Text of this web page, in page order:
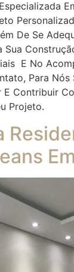
De Se
Sua
E No
Para Nós
E Contribuir
Projeto.